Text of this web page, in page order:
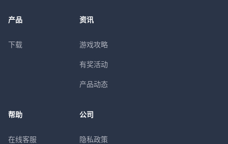
产品
下载
资讯
游戏攻略
有奖活动
产品动态
帮助
在线客服
公司
隐私政策